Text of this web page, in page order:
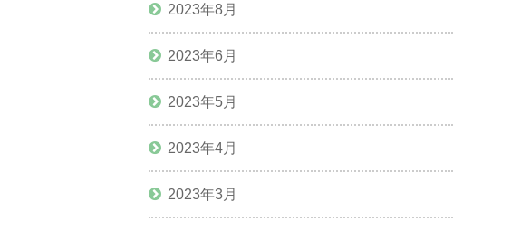
2023年8月
2023年6月
2023年5月
2023年4月
2023年3月